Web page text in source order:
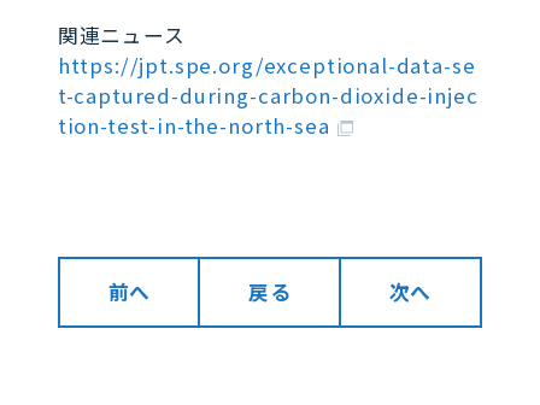
関連ニュース
https://jpt.spe.org/exceptional-data-se
t-captured-during-carbon-dioxide-injec
tion-test-in-the-north-sea
前へ 戻る 次へ